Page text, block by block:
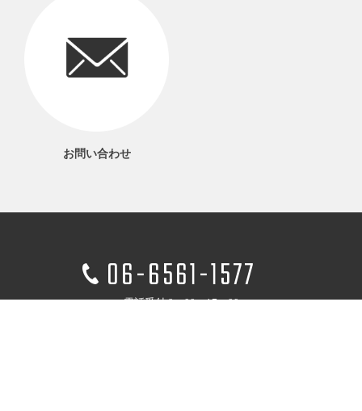
お問い合わせ
06-6561-1577
電話受付 9：00～17：00